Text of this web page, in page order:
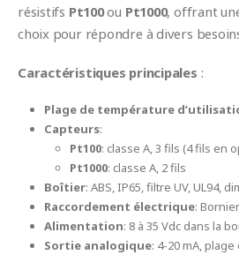
résistifs Pt100ou Pt1000, offrant
choix pour répondre à divers
Caractéristiques principales :
Plage de température
Capteurs:
Pt100: classe A, 3 fils (4 fils en
Pt1000: classe A, 2 fils
Boîtier: ABS, IP65, filtre UV, UL94,
Raccordement électrique:
Alimentation: 8 à 35 Vdc dans la
Sortie analogique: 4-20 mA,